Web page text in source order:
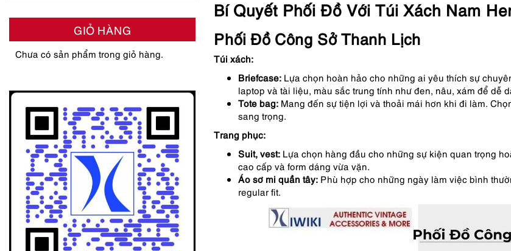
Bí Quyết Phối Đồ Với Túi Xách Nam
Phối Đồ Công Sở Thanh Lịch
Túi xách:
Briefcase: Lựa chọn hoàn hảo cho những ai yêu thích sự
laptop và tài liệu, màu sắc trung tính như đen, nâu, xám để dễ
Tote bag: Mang đến sự tiện lợi và thoải mái hơn khi đi làm.
sang trọng.
Trang phục:
Suit, vest: Lựa chọn hàng đầu cho những sự kiện quan trọng
cao cấp và form dáng vừa vặn.
Áo sơ mi quần tây: Phù hợp cho những ngày làm việc bình
regular fit.
GIỎ HÀNG
Chưa có sản phẩm trong giỏ hàng.